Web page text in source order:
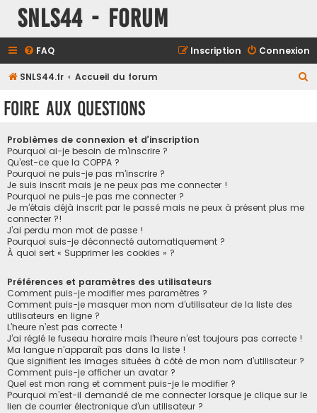
SNLS44 - Forum
FAQ Connexion
Inscription
SNLS44.fr Accueil du forum
Foire aux questions
Problèmes de connexion et d’inscription
Pourquoi ai-je besoin de m’inscrire ?
Qu’est-ce que la COPPA ?
Pourquoi ne puis-je pas m’inscrire ?
Je suis inscrit mais je ne peux pas me connecter !
Pourquoi ne puis-je pas me connecter ?
Je m’étais déjà inscrit par le passé mais ne peux à présent plus me
connecter ?!
J’ai perdu mon mot de passe !
Pourquoi suis-je déconnecté automatiquement ?
À quoi sert « Supprimer les cookies » ?
Préférences et paramètres des utilisateurs
Comment puis-je modifier mes paramètres ?
Comment puis-je masquer mon nom d’utilisateur de la liste des
utilisateurs en ligne ?
L’heure n’est pas correcte !
J’ai réglé le fuseau horaire mais l’heure n’est toujours pas correcte !
Ma langue n’apparaît pas dans la liste !
Que signifient les images situées à côté de mon nom d’utilisateur ?
Comment puis-je afficher un avatar ?
Quel est mon rang et comment puis-je le modifier ?
Pourquoi m’est-il demandé de me connecter lorsque je clique sur le
lien de courrier électronique d’un utilisateur ?